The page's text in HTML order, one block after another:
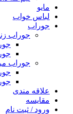
مایو
لباس خواب
جوراب
جوراب
جوراب
علاقه مندی
مقایسه
ورود / ثبت نام